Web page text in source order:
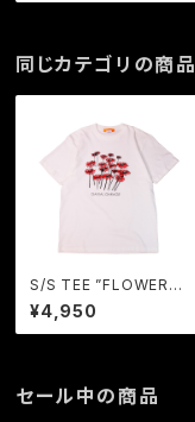
同じカテゴリの商品
S/S TEE ”FLOWER“
(VANILLA) / GAVIAL
GARAGE
¥4,950
セール中の商品